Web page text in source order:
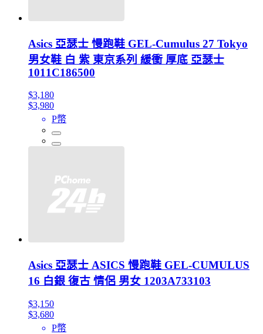
Asics 亞瑟士 慢跑鞋 GEL-Cumulus 27 Tokyo
男女鞋 白 紫 東京系列 緩衝 厚底 亞瑟士
1011C186500
$3,180
$3,980
P幣
Asics 亞瑟士 ASICS 慢跑鞋 GEL-CUMULUS
16 白銀 復古 情侶 男女 1203A733103
$3,150
$3,680
P幣